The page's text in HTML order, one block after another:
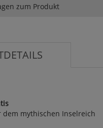
zum Produkt
dem mythischen Inselreich